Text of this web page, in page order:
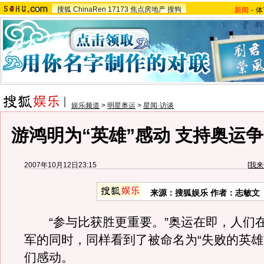
搜狐 ChinaRen 17173 焦点房地产 搜狗 新闻 -
娱乐频道 > 明星奥运 > 星闻·访谈
游鸿明为“英雄”感动 支持奥运
2007年10月12日23:15 [我
来源：搜狐娱乐 作者：志敏文
“参与比获胜更重要。”奥运在即，人们
军的同时，同样看到了被命名为“失败的英
们感动。